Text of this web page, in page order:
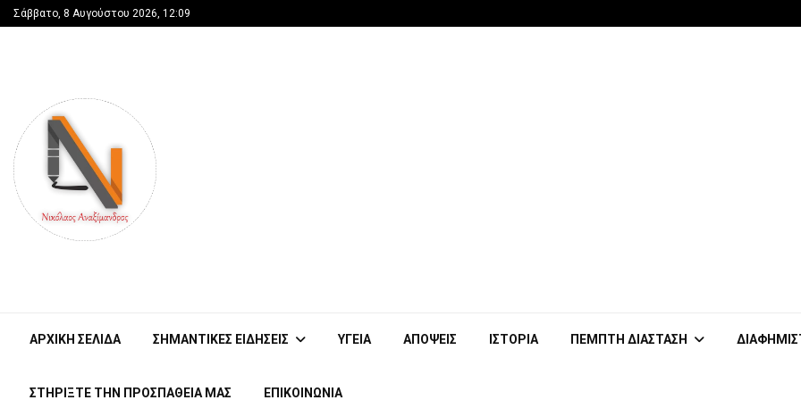
Σάββατο, 8 Αυγούστου 2026, 12:09
ΑΡΧΙΚΗ ΣΕΛΙΔΑ ΣΗΜΑΝΤΙΚΕΣ ΕΙΔΗΣΕΙΣ ΥΓΕΙΑ ΑΠΟΨΕΙΣ ΙΣΤΟΡΙΑ ΠΕΜΠΤΗ ΔΙΑΣΤΑΣΗ
ΣΤΗΡΊΞΤΕ ΤΗΝ ΠΡΟΣΠΆΘΕΙΑ ΜΑΣ ΕΠΙΚΟΙΝΩΝΙΑ